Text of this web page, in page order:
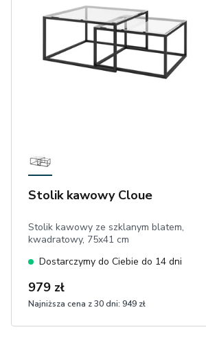
Stolik kawowy Cloue
Stolik kawowy ze szklanym blatem,
kwadratowy, 75x41 cm
Dostarczymy do Ciebie do 14 dni
979 zł
Najniższa cena z 30 dni: 949 zł